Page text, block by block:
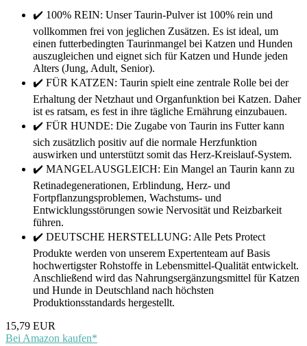
✔️ 100% REIN: Unser Taurin-Pulver ist 100% rein und
vollkommen frei von jeglichen Zusätzen. Es ist ideal, um
einen futterbedingten Taurinmangel bei Katzen und Hunden
auszugleichen und eignet sich für Katzen und Hunde jeden
Alters (Jung, Adult, Senior).
✔️ FÜR KATZEN: Taurin spielt eine zentrale Rolle bei der
Erhaltung der Netzhaut und Organfunktion bei Katzen. Daher
ist es ratsam, es fest in ihre tägliche Ernährung einzubauen.
✔️ FÜR HUNDE: Die Zugabe von Taurin ins Futter kann
sich zusätzlich positiv auf die normale Herzfunktion
auswirken und unterstützt somit das Herz-Kreislauf-System.
✔️ MANGELAUSGLEICH: Ein Mangel an Taurin kann zu
Retinadegenerationen, Erblindung, Herz- und
Fortpflanzungsproblemen, Wachstums- und
Entwicklungsstörungen sowie Nervosität und Reizbarkeit
führen.
✔️ DEUTSCHE HERSTELLUNG: Alle Pets Protect
Produkte werden von unserem Expertenteam auf Basis
hochwertigster Rohstoffe in Lebensmittel-Qualität entwickelt.
Anschließend wird das Nahrungsergänzungsmittel für Katzen
und Hunde in Deutschland nach höchsten
Produktionsstandards hergestellt.
15,79 EUR
Bei Amazon kaufen*